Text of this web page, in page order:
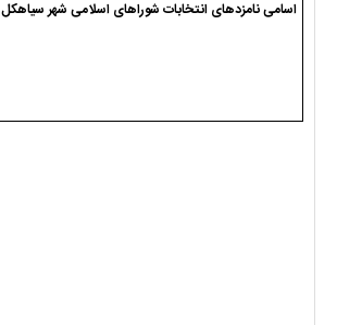
اسامی نامزدهای انتخابات شوراهای اسلامی شهر سیاهکل